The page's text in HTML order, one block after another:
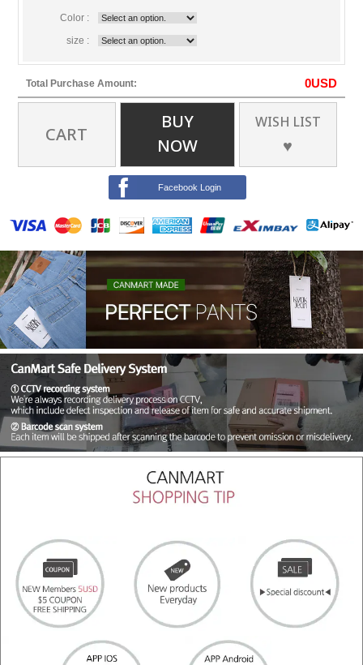
Color :
size :
Total Purchase Amount: 0USD
CART
BUY
NOW
WISH LIST
♥
Facebook Login